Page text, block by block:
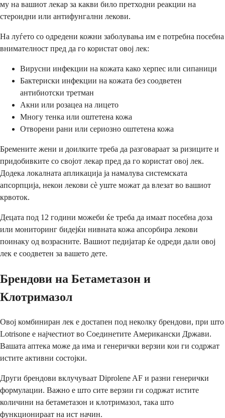
му на вашиот лекар за какви било претходни реакции на
стероидни или антифунгални лекови.
На луѓето со одредени кожни заболувања им е потребна посебна
внимателност пред да го користат овој лек:
Вирусни инфекции на кожата како херпес или сипаници
Бактериски инфекции на кожата без соодветен
антибиотски третман
Акни или розацеа на лицето
Многу тенка или оштетена кожа
Отворени рани или сериозно оштетена кожа
Бремените жени и доилките треба да разговараат за ризиците и
придобивките со својот лекар пред да го користат овој лек.
Додека локалната апликација ја намалува системската
апсорпција, некои лекови сè уште можат да влезат во вашиот
крвоток.
Децата под 12 години можеби ќе треба да имаат посебна доза
или мониторинг бидејќи нивната кожа апсорбира лекови
поинаку од возрасните. Вашиот педијатар ќе одреди дали овој
лек е соодветен за вашето дете.
Брендови на Бетаметазон и
Клотримазол
Овој комбиниран лек е достапен под неколку брендови, при што
Lotrisone е најчестиот во Соединетите Американски Држави.
Вашата аптека може да има и генерички верзии кои ги содржат
истите активни состојки.
Други брендови вклучуваат Diprolene AF и разни генерички
формулации. Важно е што сите верзии ги содржат истите
количини на бетаметазон и клотримазол, така што
функционираат на ист начин.